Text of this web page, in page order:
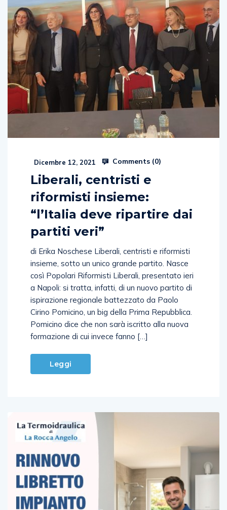
Dicembre 12, 2021 Comments (0)
Liberali, centristi e
riformisti insieme:
“l’Italia deve ripartire dai
partiti veri”
di Erika Noschese Liberali, centristi e riformisti
insieme, sotto un unico grande partito. Nasce
così Popolari Riformisti Liberali, presentato ieri
a Napoli: si tratta, infatti, di un nuovo partito di
ispirazione regionale battezzato da Paolo
Cirino Pomicino, un big della Prima Repubblica.
Pomicino dice che non sarà iscritto alla nuova
formazione di cui invece fanno […]
Leggi